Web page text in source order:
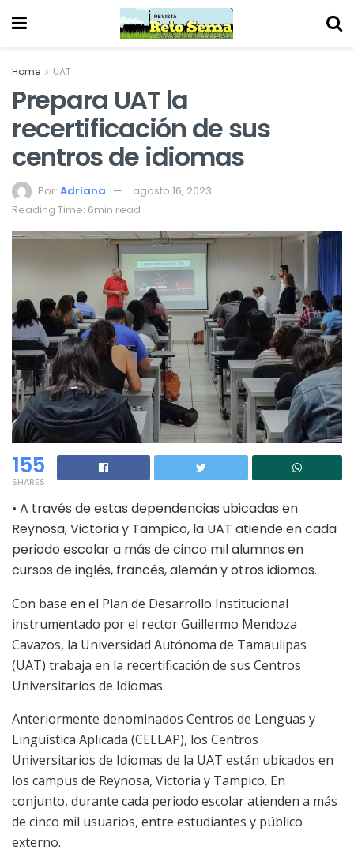
Home UAT
Prepara UAT la
recertificación de sus
centros de idiomas
Por: Adriana
agosto 16, 2023
Reading Time: 6min read
155
SHARES
• A través de estas dependencias ubicadas en
Reynosa, Victoria y Tampico, la UAT atiende en cada
periodo escolar a más de cinco mil alumnos en
cursos de inglés, francés, alemán y otros idiomas.
Con base en el Plan de Desarrollo Institucional
instrumentado porel rector Guillermo Mendoza
Cavazos, la Universidad Autónoma de Tamaulipas
(UAT) trabaja en la recertificación de sus Centros
Universitarios de Idiomas.
Anteriormente denominados Centros de Lenguas y
Lingüística Aplicada (CELLAP), los Centros
Universitarios de Idiomas de la UAT están ubicados en
los campus de Reynosa, Victoria y Tampico. En
conjunto, durante cada periodo escolaratienden a más
de cinco mil usuarios, entre estudiantes y público
externo.